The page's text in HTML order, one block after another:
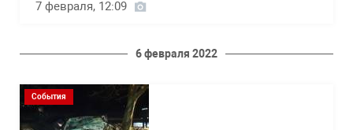
7 февраля, 12:09
6 февраля 2022
События